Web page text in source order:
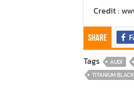
Credit :
Share
Tags
AUDI
TITANIUM BLACK